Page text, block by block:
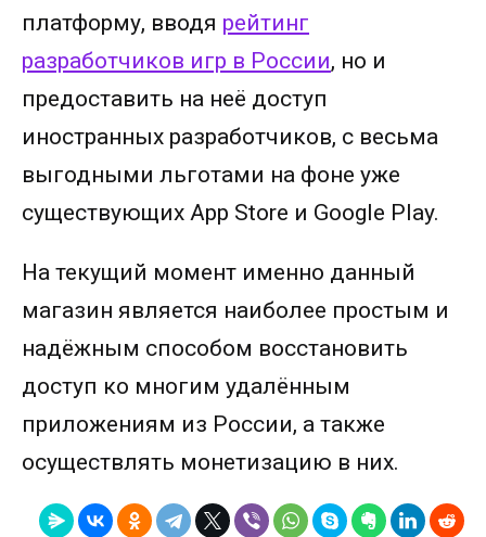
платформу, вводя рейтинг
разработчиков игр в России, но и
предоставить на неё доступ
иностранных разработчиков, с весьма
выгодными льготами на фоне уже
существующих App Store и Google Play.
На текущий момент именно данный
магазин является наиболее простым и
надёжным способом восстановить
доступ ко многим удалённым
приложениям из России, а также
осуществлять монетизацию в них.